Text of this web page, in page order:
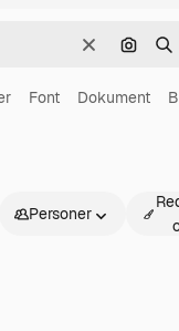
RensaSök
Font Dokument
Personer